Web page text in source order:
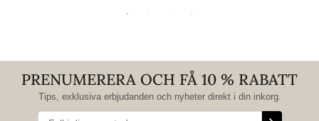
PRENUMERERA OCH FÅ 10 % RABATT
Tips, exklusiva erbjudanden och nyheter direkt i din inkorg.